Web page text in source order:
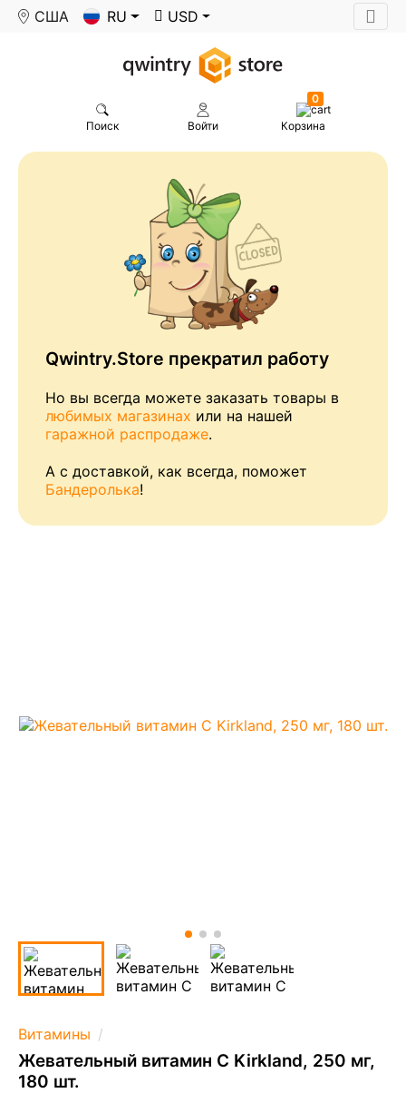
США RU USD
Поиск Войти
0
Корзина
Qwintry.Store прекратил работу
Но вы всегда можете заказать товары в
любимых магазинах или на нашей
гаражной распродаже.
А с доставкой, как всегда, поможет
Бандеролька!
Витамины
Жевательный витамин C Kirkland, 250 мг,
180 шт.